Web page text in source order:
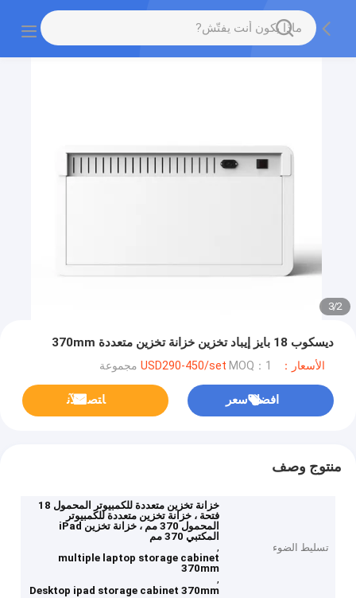
2
/
3
ديسكوب 18 بايز إيباد تخزين خزانة تخزين متعددة 370mm
الأسعار：USD290-450/set MOQ：1 مجموعة
افضل سعر ﺎﺘﺼﻟ ﺍﻶﻧ
منتوج وصف
تسليط الضوء
خزانة تخزين متعددة للكمبيوتر المحمول 18
فتحة ، خزانة تخزين متعددة للكمبيوتر
المحمول 370 مم ، خزانة تخزين iPad
المكتبي 370 مم
,
multiple laptop storage cabinet
370mm
,
Desktop ipad storage cabinet 370mm